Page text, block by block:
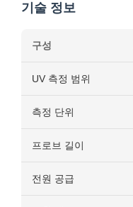
기술 정보
구성
UV 측정 범위
측정 단위
프로브 길이
전원 공급